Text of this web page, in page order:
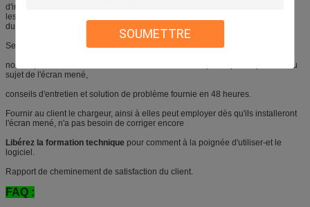
SOUMETTRE
d'installation, nous pouvons envoyer le notre
les techniciens à votre pays, mais les clients ont besoin de la charge de prise
du coût
Service
libre d'entretienet de mise à jour logicielle devie.
nous réponse vous
si vous avez n'importe quelle question au
sujet de l'écran mené,
conseils d'entretien et solution de problème fournie en 48 heures.
Fournir au client le chargeur, ainsi à elles peut employer dès qu'ils installeront
l'écran mené, n'a pas besoin de corriger encore
Libérez la formation technique pour comment à la poignée d'utiliser-et le
logiciel.
Rapport de cheminement de satisfaction du client.
FAQ :